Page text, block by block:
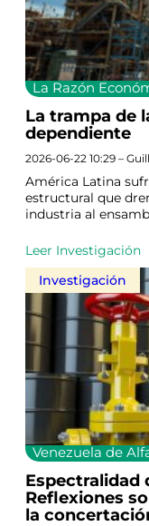
La Razón
La trampa de
dependiente
2026-06-22 10:29 –
América Latina
estructural que
industria al
Leer Investigación
Investigación
Venezuela de
Espectralidad
Reflexiones
la